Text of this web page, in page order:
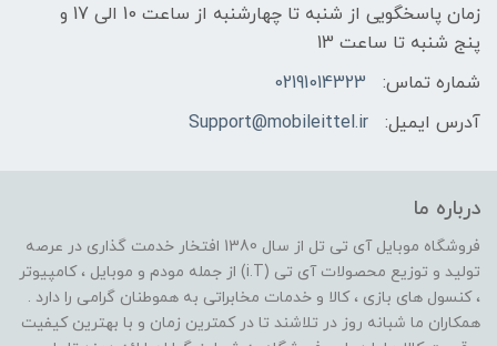
زمان پاسخگویی از شنبه تا چهارشنبه از ساعت 10 الی 17 و
پنج شنبه تا ساعت 13
شماره تماس:
02191014323
آدرس ایمیل:
Support@mobileittel.ir
درباره ما
فروشگاه موبایل آی تی تل از سال 1380 افتخار خدمت گذاری در عرصه
تولید و توزیع محصولات آی تی (i.T) از جمله مودم و موبایل ، کامپیوتر
، کنسول های بازی ، کالا و خدمات مخابراتی به هموطنان گرامی را دارد .
همکاران ما شبانه روز در تلاشند تا در کمترین زمان و با بهترین کیفیت